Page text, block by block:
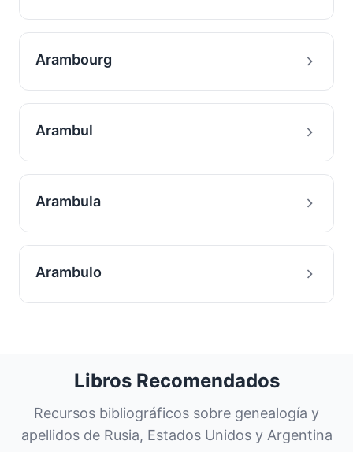
Arambourg
Arambul
Arambula
Arambulo
Libros Recomendados
Recursos bibliográficos sobre genealogía y
apellidos de Rusia, Estados Unidos y Argentina